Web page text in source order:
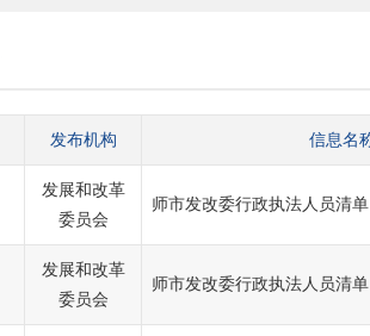
发布机构 信息名
发展和改革
委员会
师市发改委行政执法人员清单
发展和改革
委员会
师市发改委行政执法人员清单